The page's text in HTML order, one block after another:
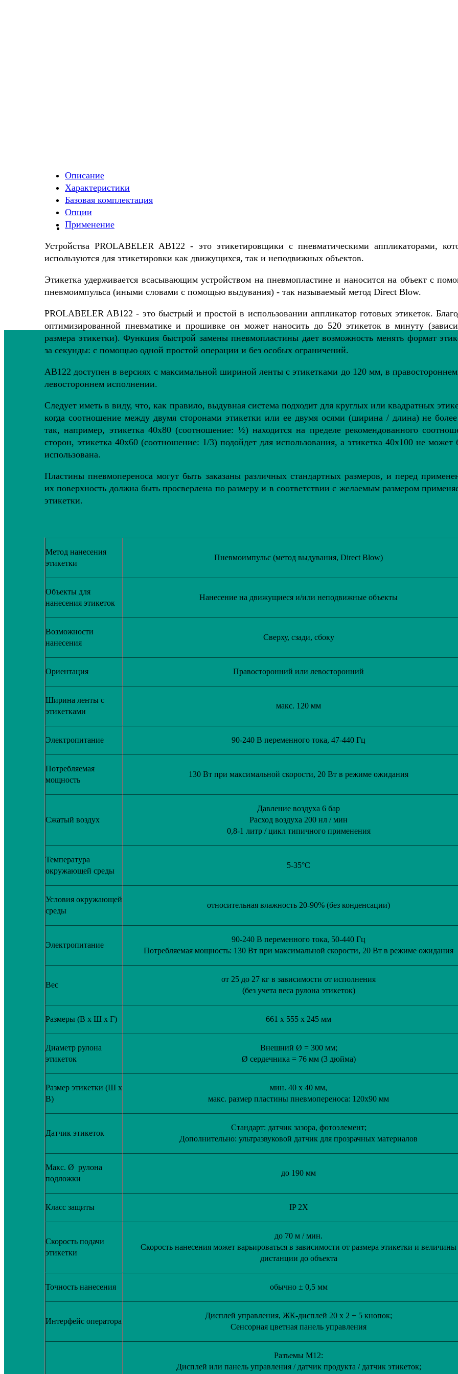
Описание
Характеристики
Базовая комплектация
Опции
Применение
Устройства PROLABELER AB122 - это этикетировщики с пневматическими аппликаторами,
используются для этикетировки как движущихся, так и неподвижных объектов.
Этикетка удерживается всасывающим устройством на пневмопластине и наносится на объект с
пневмоимпульса (иными словами с помощью выдувания) - так называемый метод Direct Blow.
PROLABELER AB122 - это быстрый и простой в использовании аппликатор готовых этикеток.
оптимизированной пневматике и прошивке он может наносить до 520 этикеток в минуту
размера этикетки). Функция быстрой замены пневмопластины дает возможность менять формат
за секунды: с помощью одной простой операции и без особых ограничений.
AB122 доступен в версиях с максимальной шириной ленты с этикетками до 120 мм, в
левостороннем исполнении.
Следует иметь в виду, что, как правило, выдувная система подходит для круглых или квадратных
когда соотношение между двумя сторонами этикетки или ее двумя осями (ширина / длина) не
так, например, этикетка 40x80 (соотношение: ½) находится на пределе рекомендованного
сторон, этикетка 40x60 (соотношение: 1/3) подойдет для использования, а этикетка 40х100 не может
использована.
Пластины пневмопереноса могут быть заказаны различных стандартных размеров, и перед
их поверхность должна быть просверлена по размеру и в соответствии с желаемым размером
этикетки.
Метод нанесения
этикетки
Пневмоимпульс (метод выдувания, Direct Blow)
Объекты для
нанесения этикеток
Нанесение на движущиеся и/или неподвижные объекты
Возможности
нанесения
Сверху, сзади, сбоку
Ориентация Правосторонний или левосторонний
Ширина ленты с
этикетками
макс. 120 мм
Электропитание 90-240 В переменного тока, 47-440 Гц
Потребляемая
мощность
130 Вт при максимальной скорости, 20 Вт в режиме ожидания
Сжатый воздух
Давление воздуха 6 бар
Расход воздуха 200 нл / мин
0,8-1 литр / цикл типичного применения
Температура
окружающей среды
5-35°C
Условия окружающей
среды
относительная влажность 20-90% (без конденсации)
Электропитание
90-240 В переменного тока, 50-440 Гц
Потребляемая мощность: 130 Вт при максимальной скорости, 20 Вт в режиме ожидания
Вес
от 25 до 27 кг в зависимости от исполнения
(без учета веса рулона этикеток)
Размеры (В х Ш х Г) 661 х 555 х 245 мм
Диаметр рулона
этикеток
Внешний Ø = 300 мм;
Ø сердечника = 76 мм (3 дюйма)
Размер этикетки (Ш x
В)
мин. 40 х 40 мм,
макс. размер пластины пневмопереноса: 120x90 мм
Датчик этикеток
Стандарт: датчик зазора, фотоэлемент;
Дополнительно: ультразвуковой датчик для прозрачных материалов
Макс. Ø рулона
подложки
до 190 мм
Класс защиты IP 2X
Скорость подачи
этикетки
до 70 м / мин.
Скорость нанесения может варьироваться в зависимости от размера этикетки и величины
дистанции до объекта
Точность нанесения обычно ± 0,5 мм
Интерфейс оператора
Дисплей управления, ЖК-дисплей 20 x 2 + 5 кнопок;
Сенсорная цветная панель управления
Разъемы M12:
Дисплей или панель управления / датчик продукта / датчик этикеток;